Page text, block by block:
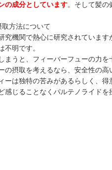
の成分としています。そして髪の
方法について
究機関で熱心に研究されていま
不明です。
まうと、フィーバーフューの力
の摂取を考えるなら、安全性の高
ーは独特の苦みがあるらしく、得
感じることなくパルテノライドを